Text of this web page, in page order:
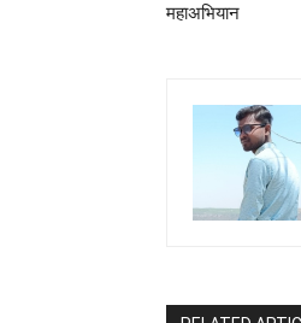
महाअभियान